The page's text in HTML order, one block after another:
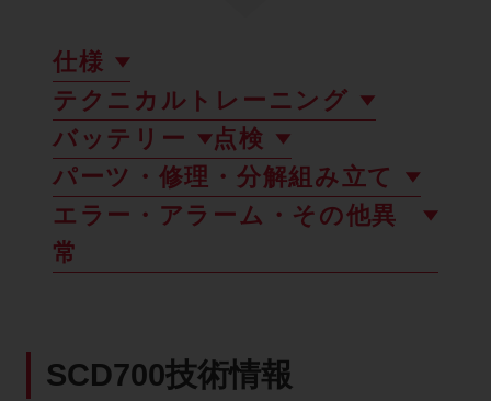
仕様
テクニカルトレーニング
バッテリー
点検
パーツ・修理・分解組み立て
エラー・アラーム・その他異
常
SCD700技術情報